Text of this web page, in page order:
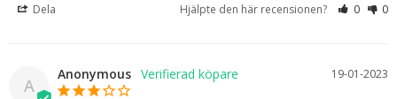
Dela Hjälpte den här recensionen? 0 0
A
19-01-2023
Anonymous